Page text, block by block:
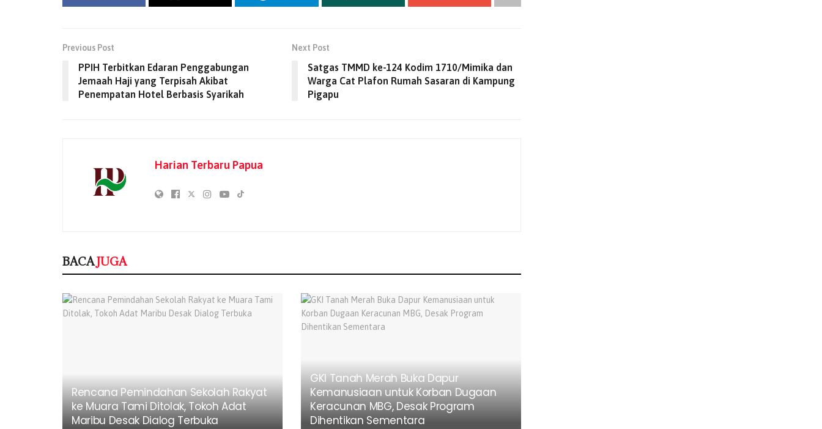
Previous Post
PPIH Terbitkan Edaran Penggabungan
Jemaah Haji yang Terpisah Akibat
Penempatan Hotel Berbasis Syarikah
Next Post
Satgas TMMD ke-124 Kodim 1710/Mimika dan
Warga Cat Plafon Rumah Sasaran di Kampung
Pigapu
Harian Terbaru Papua
BACAJUGA
Rencana Pemindahan Sekolah Rakyat
ke Muara Tami Ditolak, Tokoh Adat
Maribu Desak Dialog Terbuka
GKI Tanah Merah Buka Dapur
Kemanusiaan untuk Korban Dugaan
Keracunan MBG, Desak Program
Dihentikan Sementara